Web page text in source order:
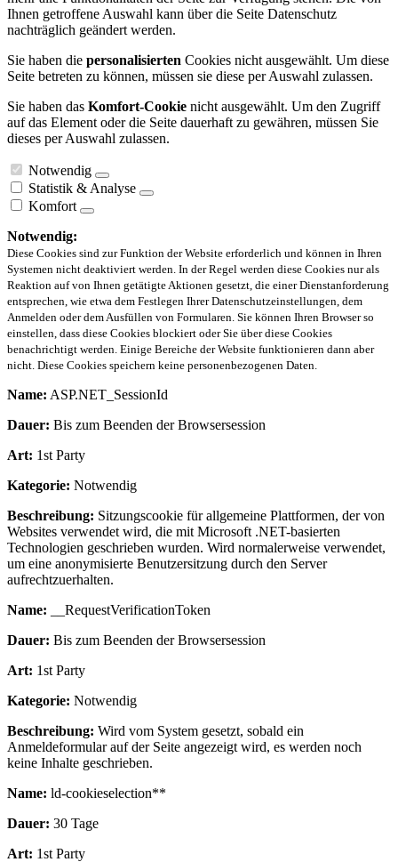
Ihnen getroffene Auswahl kann über die Seite Datenschutz
nachträglich geändert werden.
Sie haben die personalisierten Cookies nicht ausgewählt. Um diese
Seite betreten zu können, müssen sie diese per Auswahl zulassen.
Sie haben das Komfort-Cookie nicht ausgewählt. Um den Zugriff
auf das Element oder die Seite dauerhaft zu gewähren, müssen Sie
dieses per Auswahl zulassen.
Notwendig
Statistik & Analyse
Komfort
Notwendig:
Diese Cookies sind zur Funktion der Website erforderlich und können in Ihren
Systemen nicht deaktiviert werden. In der Regel werden diese Cookies nur als
Reaktion auf von Ihnen getätigte Aktionen gesetzt, die einer Dienstanforderung
entsprechen, wie etwa dem Festlegen Ihrer Datenschutzeinstellungen, dem
Anmelden oder dem Ausfüllen von Formularen. Sie können Ihren Browser so
einstellen, dass diese Cookies blockiert oder Sie über diese Cookies
benachrichtigt werden. Einige Bereiche der Website funktionieren dann aber
nicht. Diese Cookies speichern keine personenbezogenen Daten.
Name: ASP.NET_SessionId
Dauer: Bis zum Beenden der Browsersession
Art: 1st Party
Kategorie: Notwendig
Beschreibung: Sitzungscookie für allgemeine Plattformen, der von
Websites verwendet wird, die mit Microsoft .NET-basierten
Technologien geschrieben wurden. Wird normalerweise verwendet,
um eine anonymisierte Benutzersitzung durch den Server
aufrechtzuerhalten.
Name: __RequestVerificationToken
Dauer: Bis zum Beenden der Browsersession
Art: 1st Party
Kategorie: Notwendig
Beschreibung: Wird vom System gesetzt, sobald ein
Anmeldeformular auf der Seite angezeigt wird, es werden noch
keine Inhalte geschrieben.
Name: ld-cookieselection**
Dauer: 30 Tage
Art: 1st Party